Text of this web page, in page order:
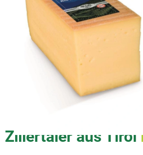
So geht's
Service
Unsere regionalen Erzeuger
Zillertaler aus Tirol